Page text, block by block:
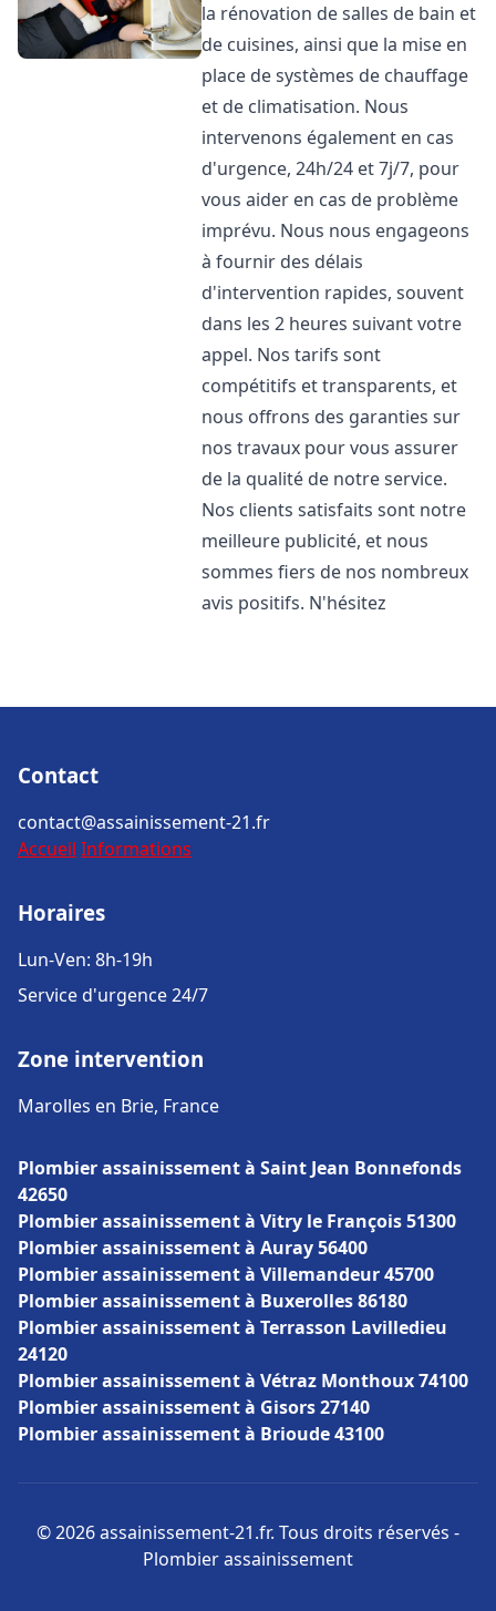
la rénovation de salles de bain et
de cuisines, ainsi que la mise en
place de systèmes de chauffage
et de climatisation. Nous
intervenons également en cas
d'urgence, 24h/24 et 7j/7, pour
vous aider en cas de problème
imprévu. Nous nous engageons
à fournir des délais
d'intervention rapides, souvent
dans les 2 heures suivant votre
appel. Nos tarifs sont
compétitifs et transparents, et
nous offrons des garanties sur
nos travaux pour vous assurer
de la qualité de notre service.
Nos clients satisfaits sont notre
meilleure publicité, et nous
sommes fiers de nos nombreux
avis positifs. N'hésitez
Contact
contact@assainissement-21.fr
Accueil Informations
Horaires
Lun-Ven: 8h-19h
Service d'urgence 24/7
Zone intervention
Marolles en Brie, France
Plombier assainissement à Saint Jean Bonnefonds
42650
Plombier assainissement à Vitry le François 51300
Plombier assainissement à Auray 56400
Plombier assainissement à Villemandeur 45700
Plombier assainissement à Buxerolles 86180
Plombier assainissement à Terrasson Lavilledieu
24120
Plombier assainissement à Vétraz Monthoux 74100
Plombier assainissement à Gisors 27140
Plombier assainissement à Brioude 43100
© 2026 assainissement-21.fr. Tous droits réservés -
Plombier assainissement